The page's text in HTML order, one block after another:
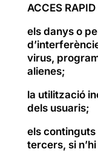
ACCES
els danys o
virus,
alienes;
la utilització
dels usuaris;
els
tercers, si